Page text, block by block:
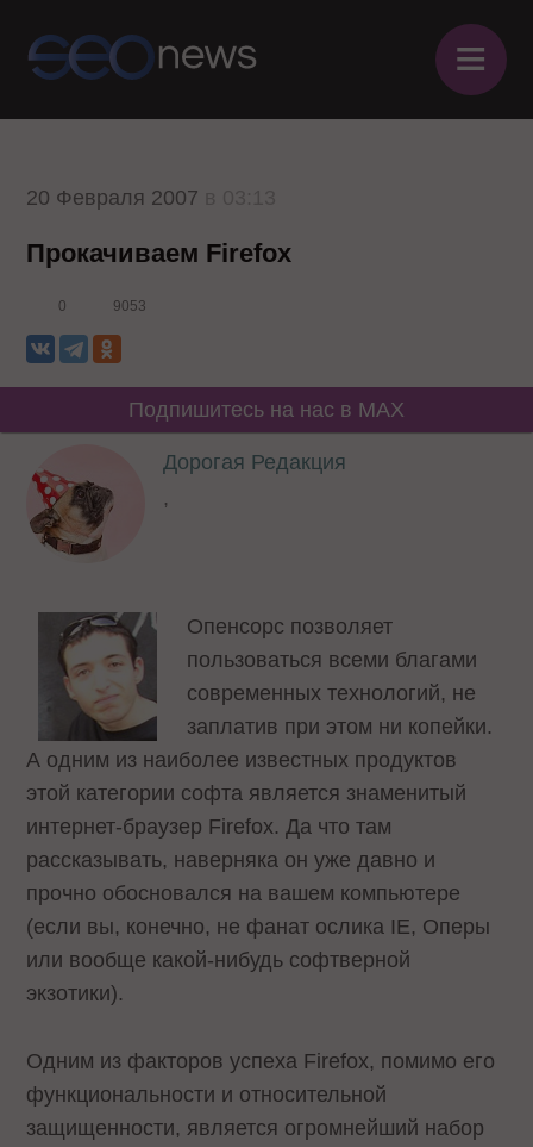
≡
20 Февраля 2007
Прокачиваем Firefox
0 9053
Подпишитесь на нас в MAX
Дорогая Редакция
,
Опенсорс позволяет
пользоваться всеми благами
современных технологий, не
заплатив при этом ни копейки.
А одним из наиболее известных продуктов
этой категории софта является знаменитый
интернет-браузер Firefox. Да что там
рассказывать, наверняка он уже давно и
прочно обосновался на вашем компьютере
(если вы, конечно, не фанат ослика IE, Оперы
или вообще какой-нибудь софтверной
экзотики).
Одним из факторов успеха Firefox, помимо его
функциональности и относительной
защищенности, является огромнейший набор